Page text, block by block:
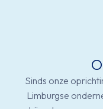
Sinds onze
Limburgse